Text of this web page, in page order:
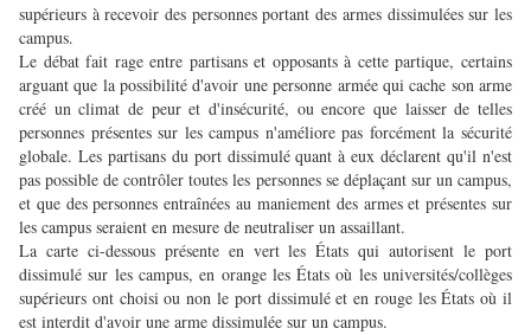
supérieurs à recevoir des personnes portant des armes dissimulées sur les
campus.
Le débat fait rage entre partisans et opposants à cette partique, certains
arguant que la possibilité d'avoir une personne armée qui cache son arme
créé un climat de peur et d'insécurité, ou encore que laisser de telles
personnes présentes sur les campus n'améliore pas forcément la sécurité
globale. Les partisans du port dissimulé quant à eux déclarent qu'il n'est
pas possible de contrôler toutes les personnes se déplaçant sur un campus,
et que des personnes entraînées au maniement des armes et présentes sur
les campus seraient en mesure de neutraliser un assaillant.
La carte ci-dessous présente en vert les États qui autorisent le port
dissimulé sur les campus, en orange les États où les universités/collèges
supérieurs ont choisi ou non le port dissimulé et en rouge les États où il
est interdit d'avoir une arme dissimulée sur un campus.